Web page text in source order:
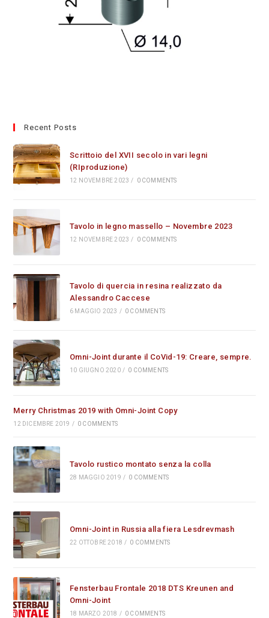
Recent Posts
Scrittoio del XVII secolo in vari legni
(RIproduzione)
12 NOVEMBRE 2023 / 0 COMMENTS
Tavolo in legno massello – Novembre 2023
12 NOVEMBRE 2023 / 0 COMMENTS
Tavolo di quercia in resina realizzato da
Alessandro Caccese
6 MAGGIO 2023 / 0 COMMENTS
Omni-Joint durante il CoVid-19: Creare, sempre.
10 GIUGNO 2020 / 0 COMMENTS
Merry Christmas 2019 with Omni-Joint Copy
12 DICEMBRE 2019 / 0 COMMENTS
Tavolo rustico montato senza la colla
28 MAGGIO 2019 / 0 COMMENTS
Omni-Joint in Russia alla fiera Lesdrevmash
22 OTTOBRE 2018 / 0 COMMENTS
Fensterbau Frontale 2018 DTS Kreunen and
Omni-Joint
18 MARZO 2018 / 0 COMMENTS